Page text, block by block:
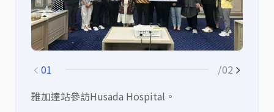
01
/02
雅加達站參訪Husada Hospital。